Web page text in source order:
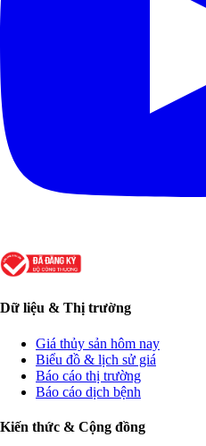
Dữ liệu & Thị trường
Giá thủy sản hôm nay
Biểu đồ & lịch sử giá
Báo cáo thị trường
Báo cáo dịch bệnh
Kiến thức & Cộng đồng